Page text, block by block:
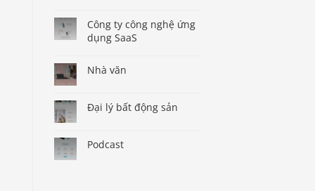
Công ty công nghệ ứng
dụng SaaS
Nhà văn
Đại lý bất động sản
Podcast